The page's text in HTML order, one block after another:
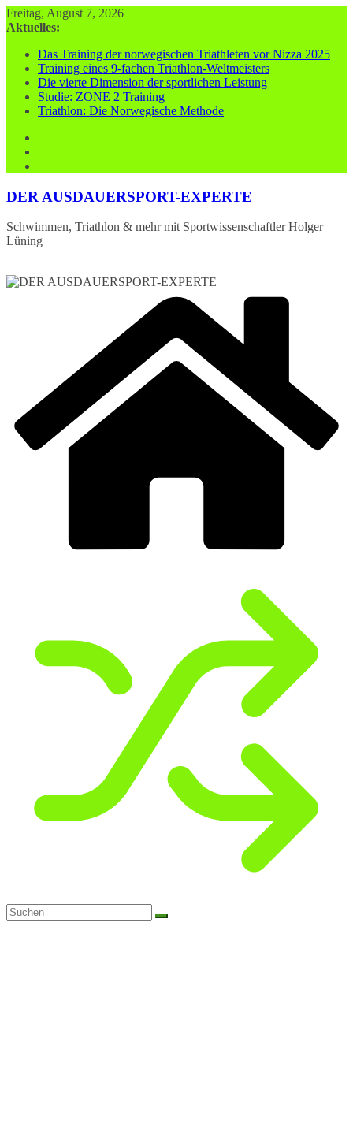
Zum
Inhalt
Freitag, August 7, 2026
Aktuelles:
Das Training der norwegischen Triathleten vor Nizza 2025
Training eines 9-fachen Triathlon-Weltmeisters
Die vierte Dimension der sportlichen Leistung
Studie: ZONE 2 Training
Triathlon: Die Norwegische Methode
DER AUSDAUERSPORT-EXPERTE
Schwimmen, Triathlon & mehr mit Sportwissenschaftler Holger
Lüning